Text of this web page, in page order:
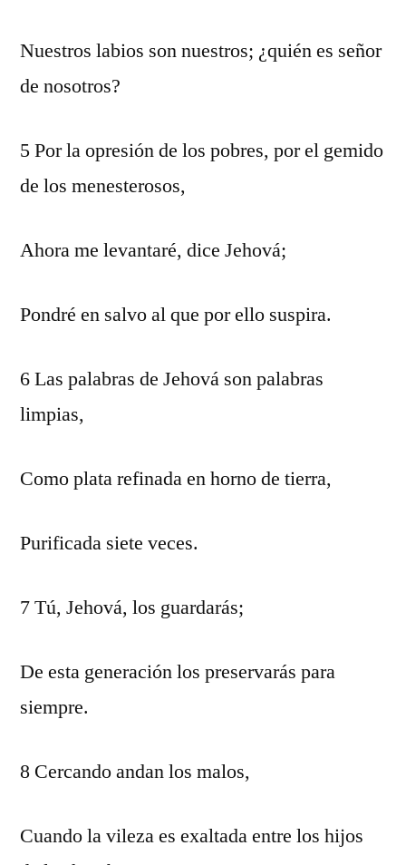
Nuestros labios son nuestros; ¿quién es señor
de nosotros?
5 Por la opresión de los pobres, por el gemido
de los menesterosos,
Ahora me levantaré, dice Jehová;
Pondré en salvo al que por ello suspira.
6 Las palabras de Jehová son palabras
limpias,
Como plata refinada en horno de tierra,
Purificada siete veces.
7 Tú, Jehová, los guardarás;
De esta generación los preservarás para
siempre.
8 Cercando andan los malos,
Cuando la vileza es exaltada entre los hijos